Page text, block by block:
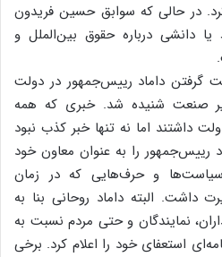
در حالی که سوابق حسین فریدون
دانشی درباره حقوق بین‌الملل و
داماد رییس‌جمهور در دولت
صنعت شنیده شد. خبری که همه
داشتند اما نه تنها خبر کذب نبود
رییس‌جمهور را به عنوان ‏معاون خود
و حرف‌هایی که در زمان
داشت‌. البته داماد روحانی بنا به
نمایندگان و حتی مردم نسبت به
استعفای خود را اعلام کرد. برخی